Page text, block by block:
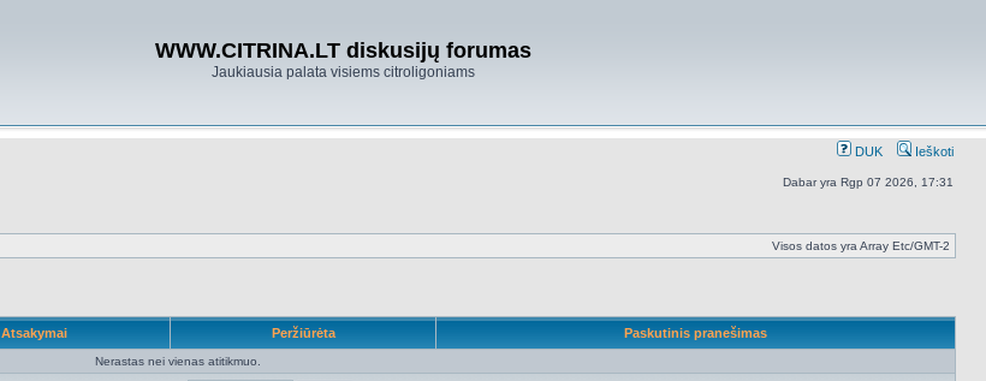
WWW.CITRINA.LT diskusijų forumas
Jaukiausia palata visiems citroligoniams
DUK Ieškoti
Dabar yra Rgp 07 2026, 17:31
Visos datos yra Array Etc/GMT-2
Atsakymai Peržiūrėta Paskutinis pranešimas
Nerastas nei vienas atitikmuo.